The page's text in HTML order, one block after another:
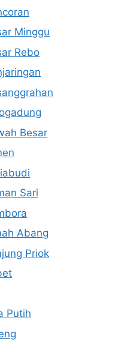
Minggu
Rebo
Besar
Sari
Abang
Priok
Putih